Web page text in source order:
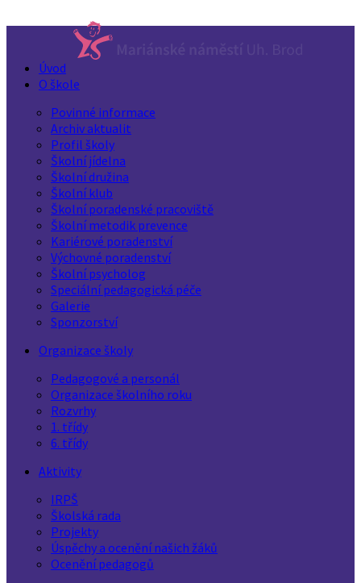
Úvod
O škole
Povinné informace
Archiv aktualit
Profil školy
Školní jídelna
Školní družina
Školní klub
Školní poradenské pracoviště
Školní metodik prevence
Kariérové poradenství
Výchovné poradenství
Školní psycholog
Speciální pedagogická péče
Galerie
Sponzorství
Organizace školy
Pedagogové a personál
Organizace školního roku
Rozvrhy
1. třídy
6. třídy
Aktivity
IRPŠ
Školská rada
Projekty
Úspěchy a ocenění našich žáků
Ocenění pedagogů